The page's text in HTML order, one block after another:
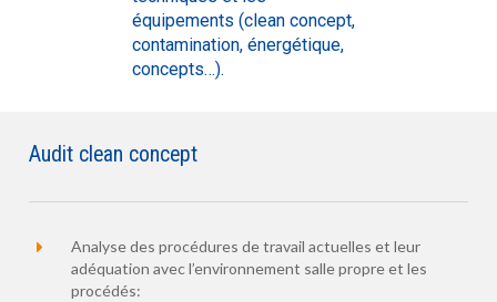
équipements (clean concept,
contamination, énergétique,
concepts…).
Audit clean concept
Analyse des procédures de travail actuelles et leur
adéquation avec l’environnement salle propre et les
procédés: